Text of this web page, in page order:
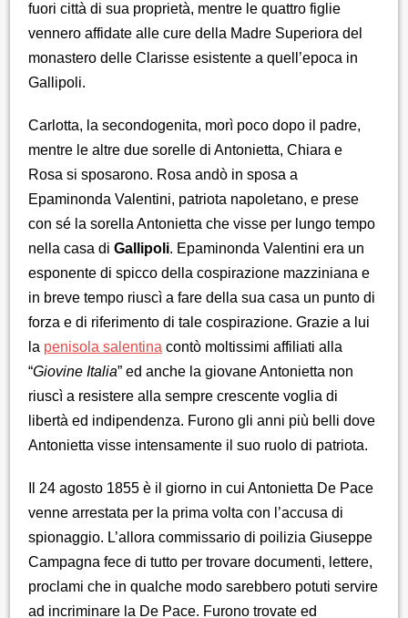
fuori città di sua proprietà, mentre le quattro figlie
vennero affidate alle cure della Madre Superiora del
monastero delle Clarisse esistente a quell’epoca in
Gallipoli.
Carlotta, la secondogenita, morì poco dopo il padre,
mentre le altre due sorelle di Antonietta, Chiara e
Rosa si sposarono. Rosa andò in sposa a
Epaminonda Valentini, patriota napoletano, e prese
con sé la sorella Antonietta che visse per lungo tempo
nella casa diGallipoli. Epaminonda Valentini era un
esponente di spicco della cospirazione mazziniana e
in breve tempo riuscì a fare della sua casa un punto di
forza e di riferimento di tale cospirazione. Grazie a lui
la penisola salentina contò moltissimi affiliati alla
“Giovine Italia” ed anche la giovane Antonietta non
riuscì a resistere alla sempre crescente voglia di
libertà ed indipendenza. Furono gli anni più belli dove
Antonietta visse intensamente il suo ruolo di patriota.
Il 24 agosto 1855 è il giorno in cui Antonietta De Pace
venne arrestata per la prima volta con l’accusa di
spionaggio. L’allora commissario di poilizia Giuseppe
Campagna fece di tutto per trovare documenti, lettere,
proclami che in qualche modo sarebbero potuti servire
ad incriminare la De Pace. Furono trovate ed